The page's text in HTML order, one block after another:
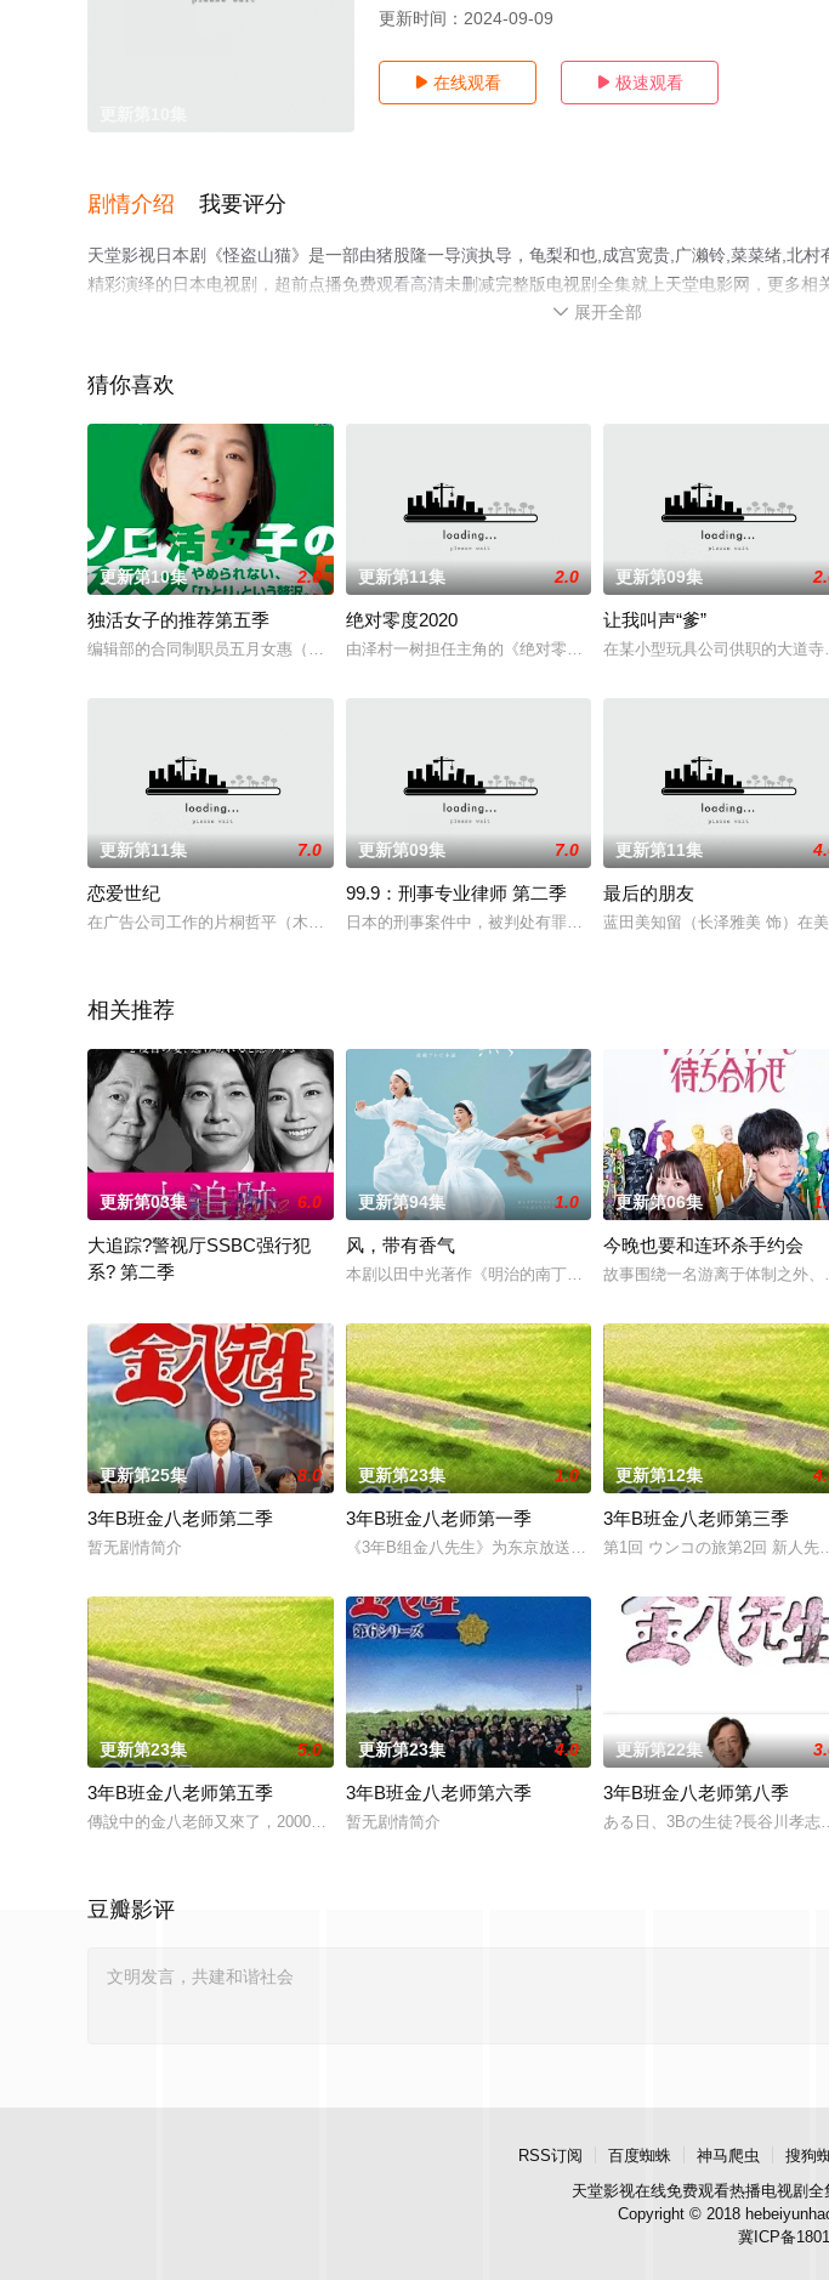
更新时间： 2024-09-09
 在线观看  极速观看
剧情介绍 我要评分
天堂影视日本剧《怪盗山猫》是一部由猪股隆一导演执导，龟梨和也,成宫宽贵,广濑铃,菜菜绪,北
精彩演绎的日本电视剧，超前点播免费观看高清未删减完整版电视剧全集就上天堂电影网，更多相
 展开全部
猜你喜欢
更新第10集 2.0
独活女子的推荐第五季
编辑部的合同制职员五月女惠（江口德子 饰），在同事邀约聚会时，总是果断拒绝，匆匆离开公司。她
更新第11集 2.0
绝对零度2020
由泽村一树担任主角的《绝对零度2018》是富士台继《cb3》后睽
更新第09集
让我叫声“爹”
在某小型玩具公司供职的大道
更新第11集 7.0
恋爱世纪
在广告公司工作的片桐哲平（木村拓哉饰）个性洒脱不羁，在创作部总是难以与同事沟通，被上司一怒
更新第09集 7.0
99.9：刑事专业律师 第二季
日本的刑事案件中，被判处有罪的几率高达99.9% 在绝对不可能翻
更新第11集
最后的朋友
蓝田美知留（长泽雅美 饰）在
相关推荐
更新第03集 6.0
大追踪?警视厅SSBC强行犯
系? 第二季
更新第94集 1.0
风，带有香气
本剧以田中光著作《明治的南丁格尔 大关和物语》为原案，取材自
更新第06集
今晚也要和连环杀手约会
故事围绕一名游离于体制之外
更新第25集 8.0
3年B班金八老师第二季
暂无剧情简介
更新第23集 1.0
3年B班金八老师第一季
《3年B组金八先生》为东京放送（TBS）自1979年以来 历时三十
更新第12集
3年B班金八老师第三季
第1回 ウンコの旅第2回 新人先
更新第23集 5.0
3年B班金八老师第五季
傳說中的金八老師又來了，2000年「3年B班金八老師」最新第五系列隆重登場！21年前在日本推出的「
更新第23集 4.0
3年B班金八老师第六季
暂无剧情简介
更新第22集
3年B班金八老师第八季
ある日、3Bの生徒?長谷川孝
豆瓣影评
RSS订阅 百度蜘蛛 神马爬虫 搜狗
天堂影视在线免费观看热播电视剧
Copyright © 2018
冀ICP备